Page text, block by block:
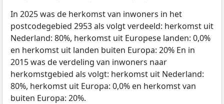
In 2025 was de herkomst van inwoners in het
postcodegebied 2953 als volgt verdeeld: herkomst uit
Nederland: 80%, herkomst uit Europese landen: 0,0%
en herkomst uit landen buiten Europa: 20% En in
2015 was de verdeling van inwoners naar
herkomstgebied als volgt: herkomst uit Nederland:
80%, herkomst uit Europa: 0,0% en herkomst van
buiten Europa: 20%.